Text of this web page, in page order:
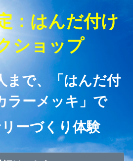
：はんだ付け
ショップ
まで、「はんだ付
ラーメッキ」で
ーづくり体験